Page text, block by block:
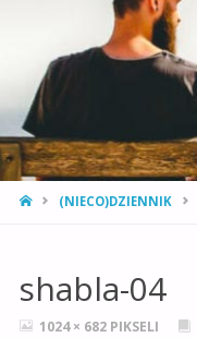
STRONA
(NIECO)DZIENNIK
shabla-04
PEŁNY1024 × 682 PIKSELI